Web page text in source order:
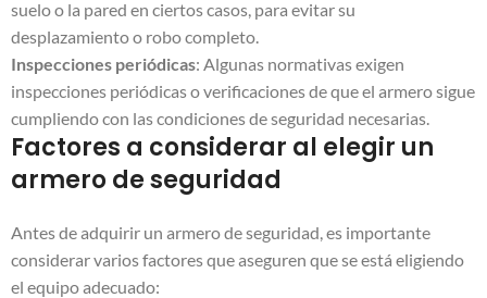
suelo o la pared en ciertos casos, para evitar su
desplazamiento o robo completo.
Inspecciones periódicas: Algunas normativas exigen
inspecciones periódicas o verificaciones de que el armero sigue
cumpliendo con las condiciones de seguridad necesarias.
Factores a considerar al elegir un
armero de seguridad
Antes de adquirir un armero de seguridad, es importante
considerar varios factores que aseguren que se está eligiendo
el equipo adecuado: